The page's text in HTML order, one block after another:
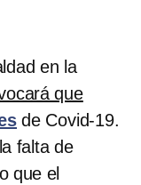
en la
que
de Covid-19.
falta de
que el